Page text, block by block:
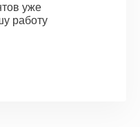
уже
работу